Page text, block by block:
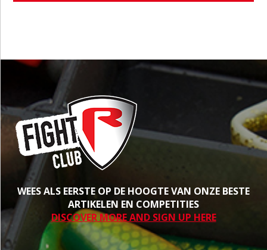
WEES ALS EERSTE OP DE HOOGTE VAN ONZE BESTE
ARTIKELEN EN COMPETITIES
DISCOVER MORE AND SIGN UP HERE